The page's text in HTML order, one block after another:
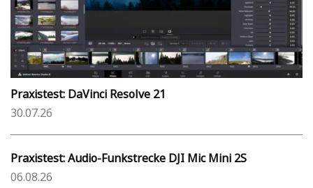
Praxistest: DaVinci Resolve 21
30.07.26
Praxistest: Audio-Funkstrecke DJI Mic Mini 2S
06.08.26